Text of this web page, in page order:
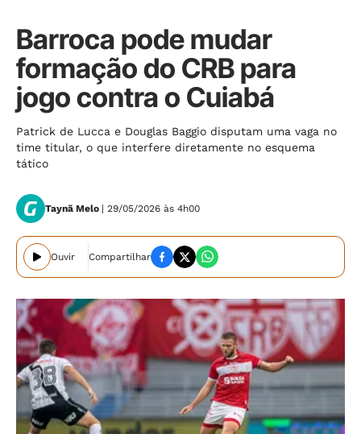
Barroca pode mudar
formação do CRB para
jogo contra o Cuiabá
Patrick de Lucca e Douglas Baggio disputam uma vaga no
time titular, o que interfere diretamente no esquema
tático
Taynã Melo | 29/05/2026 às 4h00
Ouvir Compartilhar